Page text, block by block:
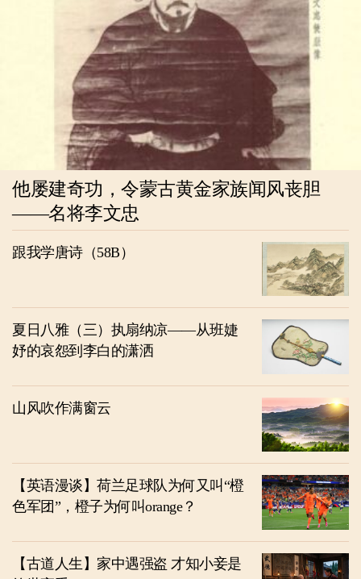
他屡建奇功，令蒙古黄金家族闻风丧胆
——名将李文忠
跟我学唐诗（58B）
夏日八雅（三）执扇纳凉——从班婕
妤的哀怨到李白的潇洒
山风吹作满窗云
【英语漫谈】荷兰足球队为何又叫“橙
色军团”，橙子为何叫orange？
【古道人生】家中遇强盗 才知小妾是